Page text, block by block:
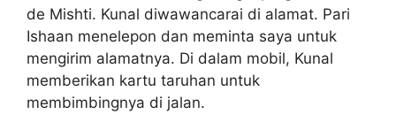
de Mishti. Kunal diwawancarai di alamat. Pari
Ishaan menelepon dan meminta saya untuk
mengirim alamatnya. Di dalam mobil, Kunal
memberikan kartu taruhan untuk
membimbingnya di jalan.